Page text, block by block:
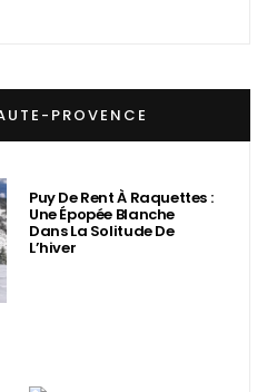
PROVENCE
Puy De Rent À Raquettes :
Une Épopée Blanche
Dans La Solitude De
L’hiver